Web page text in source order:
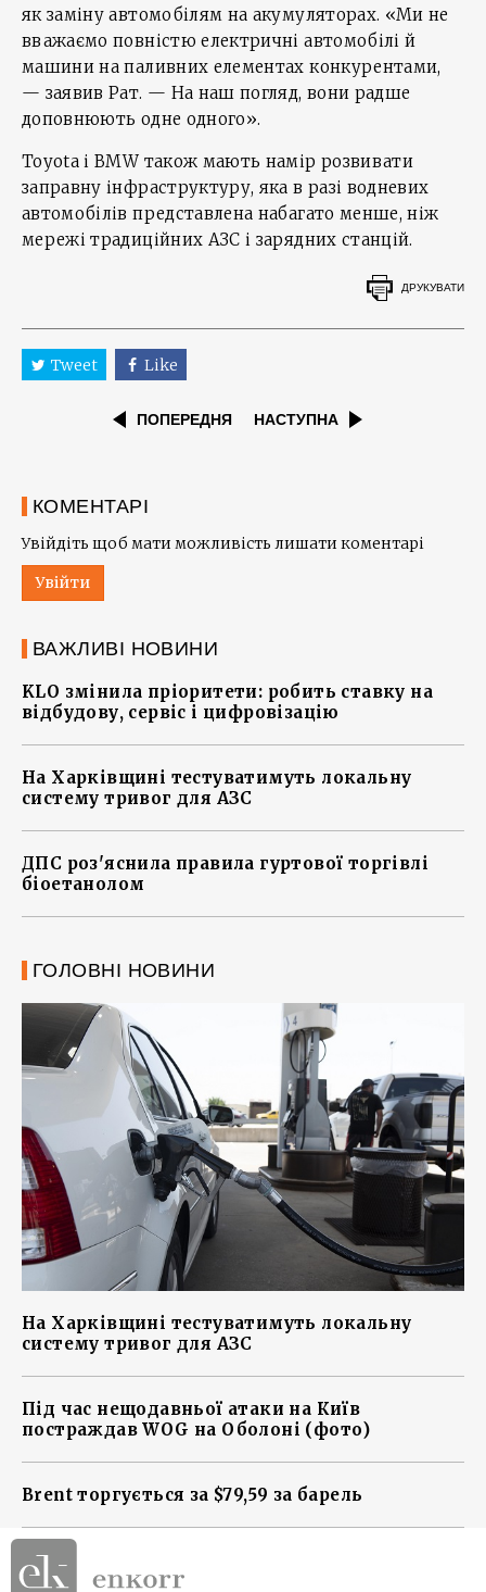
як заміну автомобілям на акумуляторах. «Ми не
вважаємо повністю електричні автомобілі й
машини на паливних елементах конкурентами,
— заявив Рат. — На наш погляд, вони радше
доповнюють одне одного».
Toyota і BMW також мають намір розвивати
заправну інфраструктуру, яка в разі водневих
автомобілів представлена набагато менше, ніж
мережі традиційних АЗС і зарядних станцій.
ДРУКУВАТИ
Tweet Like
ПОПЕРЕДНЯ НАСТУПНА
КОМЕНТАРІ
Увійдіть щоб мати можливість лишати коментарі
Увійти
ВАЖЛИВІ НОВИНИ
KLO змінила пріоритети: робить ставку на
відбудову, сервіс і цифровізацію
На Харківщині тестуватимуть локальну
систему тривог для АЗС
ДПС роз'яснила правила гуртової торгівлі
біоетанолом
ГОЛОВНІ НОВИНИ
На Харківщині тестуватимуть локальну
систему тривог для АЗС
Під час нещодавньої атаки на Київ
постраждав WOG на Оболоні (фото)
Brent торгується за $79,59 за барель